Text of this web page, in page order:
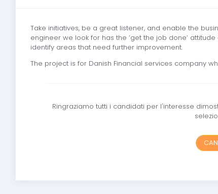
Take initiatives, be a great listener, and enable the
engineer we look for has the ‘get the job done’
identify areas that need further improvement.
The project is for Danish Financial services company
Ringraziamo tutti i candidati per l'interesse